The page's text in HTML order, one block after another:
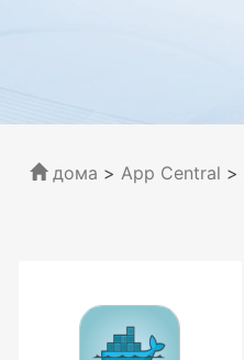
дома > App Central >